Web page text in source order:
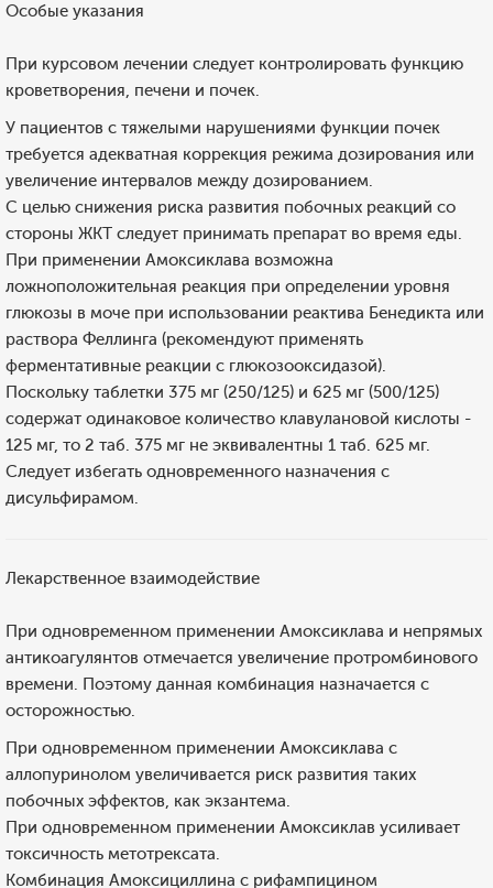
Особые указания
При курсовом лечении следует контролировать функцию
кроветворения, печени и почек.
У пациентов с тяжелыми нарушениями функции почек
требуется адекватная коррекция режима дозирования или
увеличение интервалов между дозированием.
С целью снижения риска развития побочных реакций со
стороны ЖКТ следует принимать препарат во время еды.
При применении Амоксиклава возможна
ложноположительная реакция при определении уровня
глюкозы в моче при использовании реактива Бенедикта или
раствора Феллинга (рекомендуют применять
ферментативные реакции с глюкозооксидазой).
Поскольку таблетки 375 мг (250/125) и 625 мг (500/125)
содержат одинаковое количество клавулановой кислоты -
125 мг, то 2 таб. 375 мг не эквивалентны 1 таб. 625 мг.
Следует избегать одновременного назначения с
дисульфирамом.
Лекарственное взаимодействие
При одновременном применении Амоксиклава и непрямых
антикоагулянтов отмечается увеличение протромбинового
времени. Поэтому данная комбинация назначается с
осторожностью.
При одновременном применении Амоксиклава с
аллопуринолом увеличивается риск развития таких
побочных эффектов, как экзантема.
При одновременном применении Амоксиклав усиливает
токсичность метотрексата.
Комбинация Амоксициллина с рифампицином